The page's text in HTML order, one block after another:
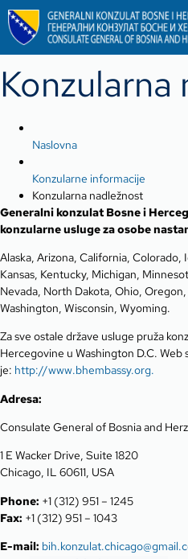
Naslovna
Konzularne informacije
Konzularna nadležnost​
Generalni konzulat Bosne i
konzularne usluge za osobe
Alaska, Arizona, California, Colorado,
Kansas, Kentucky, Michigan,
Nevada, North Dakota, Ohio,
Washington, Wisconsin, Wyoming.
Za sve ostale države usluge pruža
Hercegovine u Washington D.C. Web
je: http://www.bhembassy.org.
Adresa:
Consulate General of Bosnia and
1 E Wacker Drive, Suite 1820
Chicago, IL 60611, USA
Phone: +1 (312) 951 – 1245
Fax: +1 (312) 951 – 1043
E-mail: